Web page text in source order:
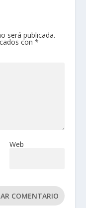
será publicada.
con *
Web
COMENTARIO